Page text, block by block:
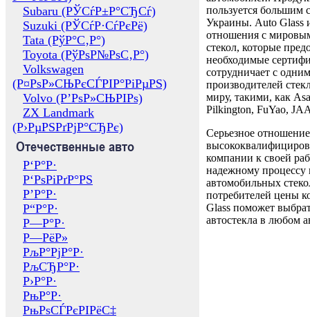
Subaru (РЎСѓР±Р°СЂСѓ)
Suzuki (РЎСѓР·СѓРєРё)
Tata (РўР°С‚Р°)
Toyota (РўРѕР№РѕС‚Р°)
Volkswagen
(Р¤РѕР»СЊРєСЃРІР°РіРµРЅ)
Volvo (Р’РѕР»СЊРІРѕ)
ZX Landmark
(Р›РµРЅРґРјР°СЂРє)
Отечественные авто
Р‘Р°Р·
Р‘РѕРіРґР°РЅ
Р’Р°Р·
Р“Р°Р·
Р—Р°Р·
Р—РёР»
РљР°РјР°Р·
РљСЂР°Р·
Р›Р°Р·
РњР°Р·
РњРѕСЃРєРІРёС‡
пользуется большим
Украины. Auto Glass
отношения с
стекол, которые
необходимые
сотрудничает с
производителей
миру, такими, как
Pilkington, FuYao,
Серьезное отношение
компании к своей
надежному процессу
автомобильных
потребителей цены
Glass поможет
автостекла в любом